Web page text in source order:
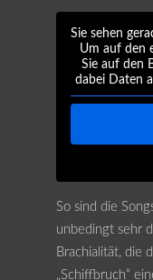
Sie sehen
Um auf den
Sie auf den
dabei Daten
So sind die
unbedingt sehr
Brachialität, die
„Schiffbruch“